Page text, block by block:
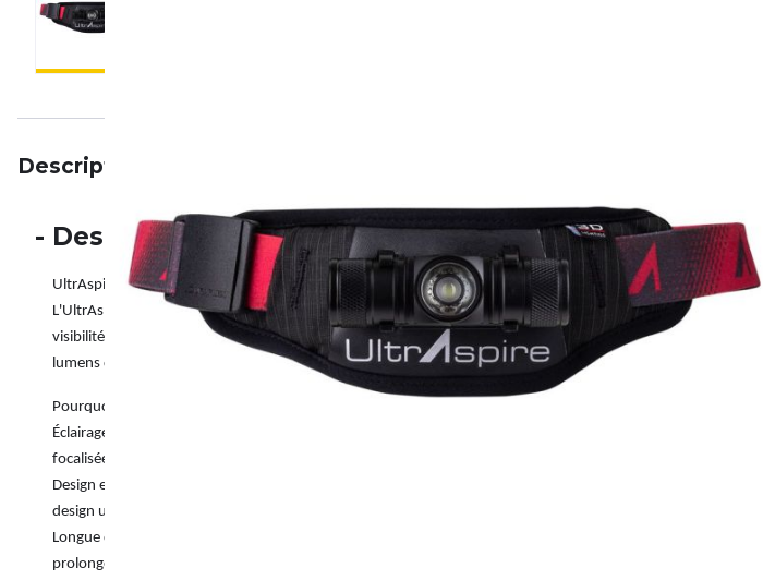
Description
- Description
UltrAspire Lumen 400z 3.0 - Ta lampe frontale puissante pour des aventures ultimes en plein air.
L'UltrAspire Lumen 400z 3.0 est le choix idéal pour les coureurs, les randonneurs et les aventuriers qui
visibilité et un confort maximum dans l'obscurité. Cette lampe frontale innovante séduit par son puissant
lumens qui te permet de voir clairement, même dans les conditions les plus exigeantes.
Pourquoi la Lumen 400z 3.0 ?
Éclairage parfait : le mode Flood-and-Spot combine une large diffusion de la lumière du projecteur avec une
focalisée pour détecter les obstacles à temps. Idéal pour les trails, les courses sur route et les terrains
Design ergonomique : la lampe frontale a été spécialement conçue pour favoriser la liberté de mouvement.
design ultraléger et à sa sangle confortable et réglable, tu ne sens presque pas que tu la portes.
Longue durée de vie des piles : grâce aux piles rechargeables au lithium-ion, la lampe reste fiable même lors
prolongées. Elle dispose de différents niveaux de luminosité pour économiser de l'énergie et maximiser